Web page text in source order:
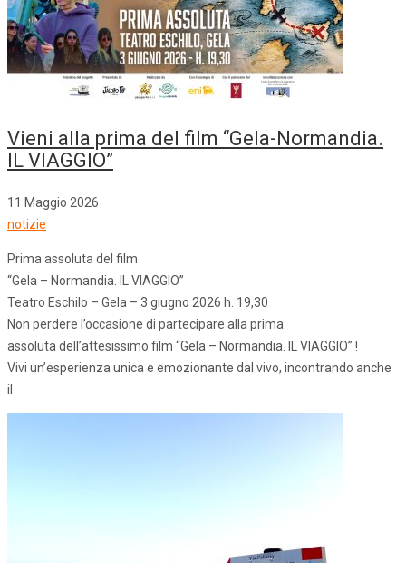
Vieni alla prima del film “Gela-Normandia.
IL VIAGGIO”
11 Maggio 2026
notizie
Prima assoluta del film
“Gela – Normandia. IL VIAGGIO”
Teatro Eschilo – Gela – 3 giugno 2026 h. 19,30
Non perdere l’occasione di partecipare alla prima
assoluta dell’attesissimo film “Gela – Normandia. IL VIAGGIO” !
Vivi un’esperienza unica e emozionante dal vivo, incontrando anche
il